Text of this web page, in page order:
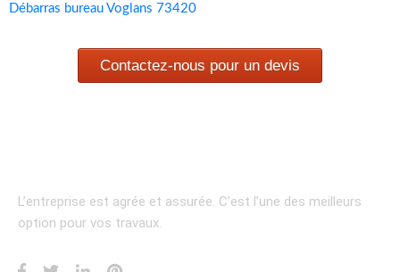
Débarras bureau Voglans 73420
Contactez-nous pour un devis
L’entreprise est agrée et assurée. C’est l’une des meilleurs
option pour vos travaux.